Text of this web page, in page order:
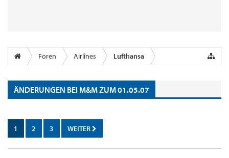
Foren Airlines Lufthansa
ÄNDERUNGEN BEI M&M ZUM 01.05.07
1 2 3 WEITER